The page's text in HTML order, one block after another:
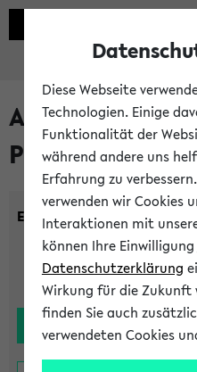
Alle noch
Prüfungen
Einrichtung:
Diese Webseite
Technologien. Einige
Funktionalität der
während andere uns
Erfahrung zu
verwenden wir Cookies
Interaktionen mit
können Ihre
Datenschutzerklärung
Wirkung für die Zukunft
finden Sie auch
verwendeten Cookies